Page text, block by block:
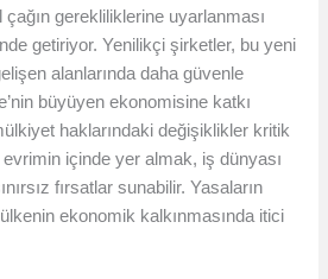
çağın gerekliliklerine uyarlanması
getiriyor. Yenilikçi şirketler, bu yeni
alanlarında daha güvenle
büyüyen ekonomisine katkı
haklarındaki değişiklikler kritik
içinde yer almak, iş dünyası
fırsatlar sunabilir. Yasaların
ekonomik kalkınmasında itici